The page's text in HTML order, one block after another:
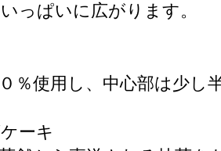
っぱいに広がります。
％使用し、中心部は少し
ーキ